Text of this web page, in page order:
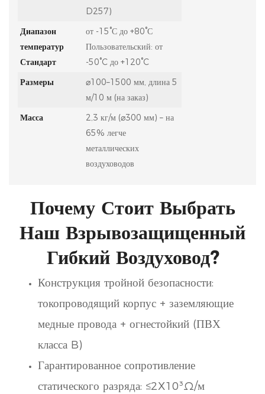
D257)
Диапазон
температур
Стандарт
от -15°С до +80°С
Пользовательский: от
-50°C до +120°C
Размеры
⌀100–1500 мм, длина 5
м/10 м (на заказ)
Масса
2,3 кг/м (⌀300 мм) – на
65% легче
металлических
воздуховодов
Почему Стоит Выбрать
Наш Взрывозащищенный
Гибкий Воздуховод?
Конструкция тройной безопасности:
токопроводящий корпус + заземляющие
медные провода + огнестойкий (ПВХ
класса B)
Гарантированное сопротивление
статического разряда: ≤2X10³Ω/м